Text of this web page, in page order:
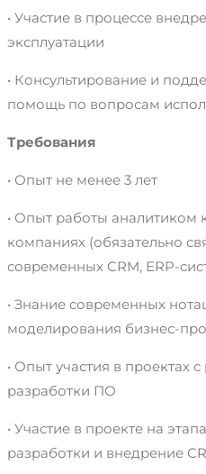
• Участие в процессе
эксплуатации
• Консультирование и
помощь по вопросам
Требования
• Опыт не менее 3 лет
• Опыт работы аналитиком
компаниях (обязательно
современных CRM, ERP-
• Знание современных
моделирования бизнес-
• Опыт участия в проектах
разработки ПО
• Участие в проекте на
разработки и внедрение